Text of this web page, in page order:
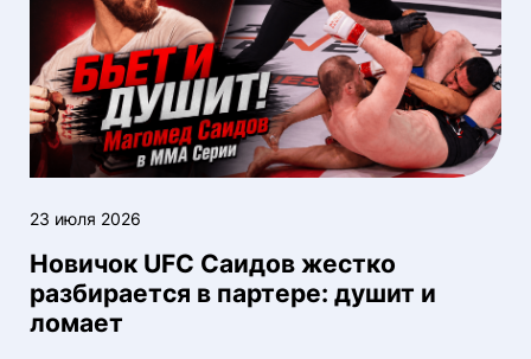
23 июля 2026
Новичок UFC Саидов жестко
разбирается в партере: душит и
ломает